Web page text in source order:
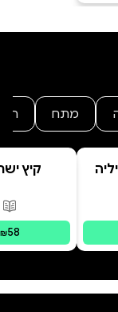
מתח
זמינים מודפס
קיץ
₪58